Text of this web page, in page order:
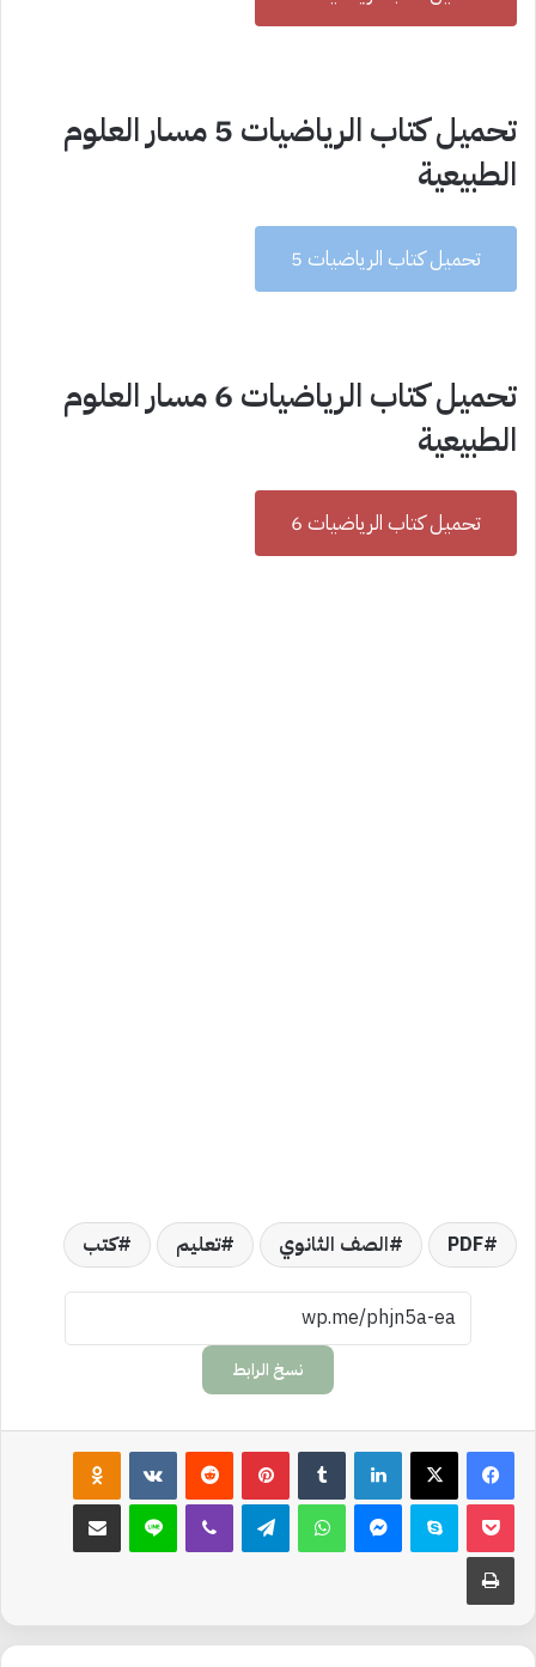
تحميل كتاب الرياضيات 5 مسار العلوم
الطبيعية
تحميل كتاب الرياضيات 5
تحميل كتاب الرياضيات 6 مسار العلوم
الطبيعية
تحميل كتاب الرياضيات 6
PDF الصف الثانوي تعليم كتب
نسخ الرابط
لينكدإن بينتيريست ‏VKontakte
سكايب واتساب تيلقرام لاين